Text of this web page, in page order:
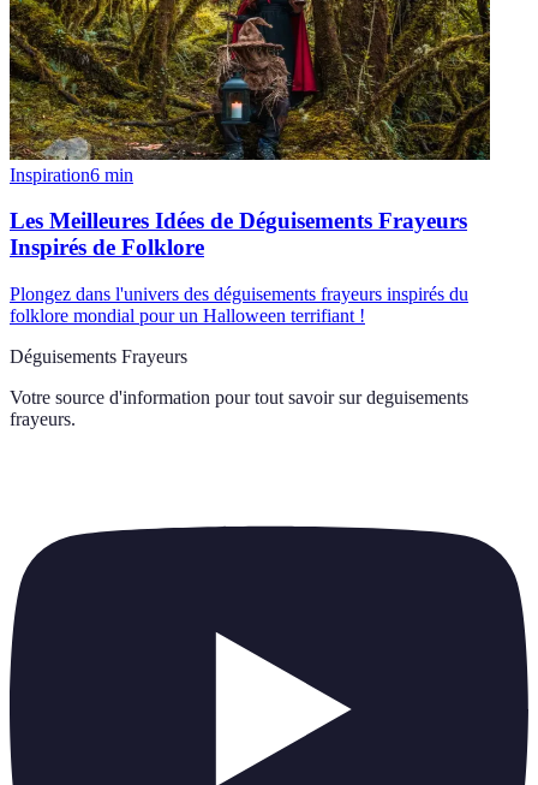
Inspiration6 min
Les Meilleures Idées de Déguisements Frayeurs
Inspirés de Folklore
Plongez dans l'univers des déguisements frayeurs inspirés du
folklore mondial pour un Halloween terrifiant !
Déguisements Frayeurs
Votre source d'information pour tout savoir sur deguisements
frayeurs.